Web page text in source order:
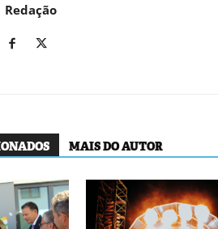
Redação
MAIS DO AUTOR